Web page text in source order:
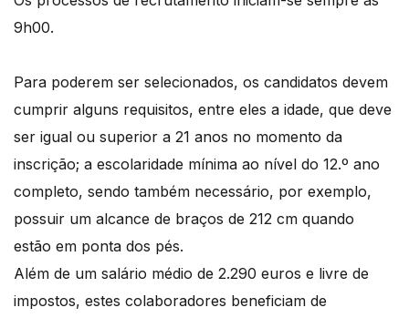
9h00.
Para poderem ser selecionados, os candidatos devem
cumprir alguns requisitos, entre eles a idade, que deve
ser igual ou superior a 21 anos no momento da
inscrição; a escolaridade mínima ao nível do 12.º ano
completo, sendo também necessário, por exemplo,
possuir um alcance de braços de 212 cm quando
estão em ponta dos pés.
Além de um salário médio de 2.290 euros e livre de
impostos, estes colaboradores beneficiam de